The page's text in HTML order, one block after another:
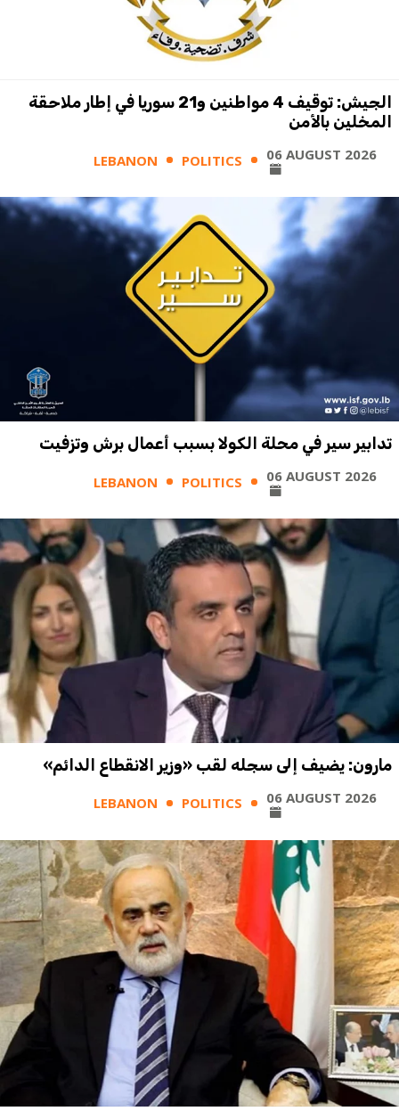
الجيش: توقيف 4 مواطنين و21 سوريا في إطار ملاحقة
المخلين بالأمن
LEBANON POLITICS 06 AUGUST 2026
تدابير سير في محلة الكولا بسبب أعمال برش وتزفيت
LEBANON POLITICS 06 AUGUST 2026
مارون: يضيف إلى سجله لقب «وزير الانقطاع الدائم»
LEBANON POLITICS 06 AUGUST 2026